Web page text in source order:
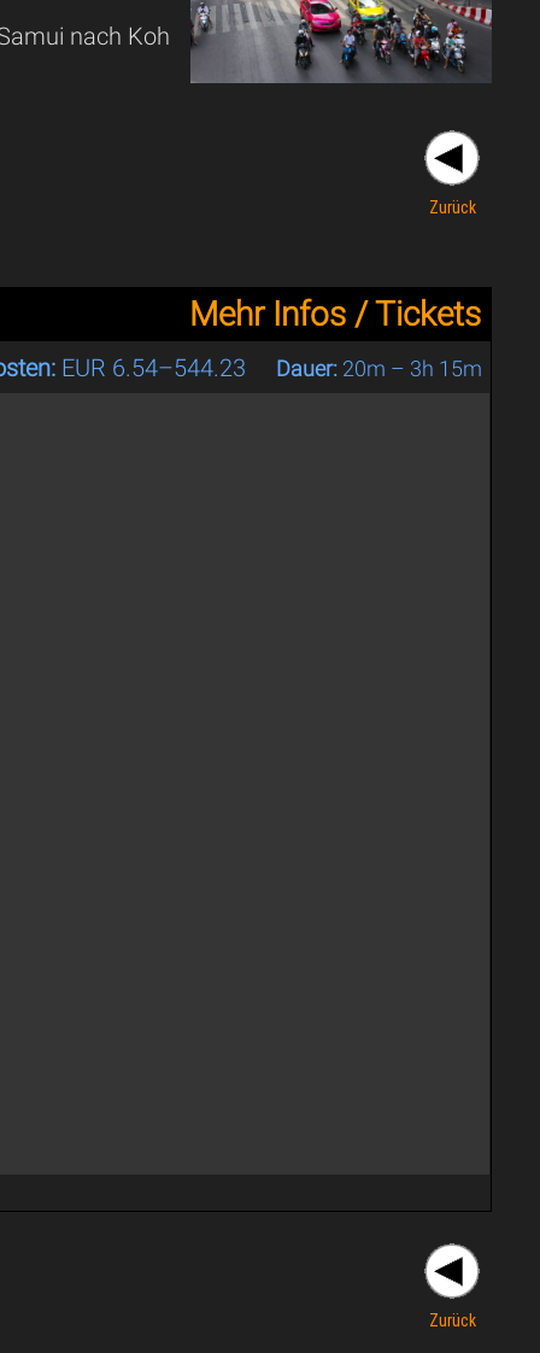
nach Koh
Zurück
Mehr Infos / Tickets
EUR 6.54–544.23 Dauer: 20m – 3h 15m
Zurück